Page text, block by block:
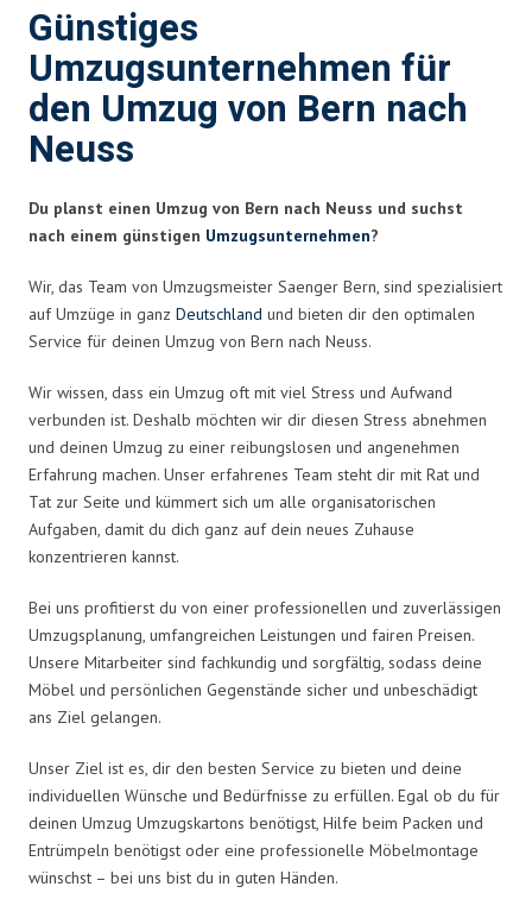
Günstiges
Umzugsunternehmen für
den Umzug von Bern nach
Neuss
Du planst einen Umzug von Bern nach Neuss und suchst
nach einem günstigen Umzugsunternehmen?
Wir, das Team von Umzugsmeister Saenger Bern, sind spezialisiert
auf Umzüge in ganz Deutschland und bieten dir den optimalen
Service für deinen Umzug von Bern nach Neuss.
Wir wissen, dass ein Umzug oft mit viel Stress und Aufwand
verbunden ist. Deshalb möchten wir dir diesen Stress abnehmen
und deinen Umzug zu einer reibungslosen und angenehmen
Erfahrung machen. Unser erfahrenes Team steht dir mit Rat und
Tat zur Seite und kümmert sich um alle organisatorischen
Aufgaben, damit du dich ganz auf dein neues Zuhause
konzentrieren kannst.
Bei uns profitierst du von einer professionellen und zuverlässigen
Umzugsplanung, umfangreichen Leistungen und fairen Preisen.
Unsere Mitarbeiter sind fachkundig und sorgfältig, sodass deine
Möbel und persönlichen Gegenstände sicher und unbeschädigt
ans Ziel gelangen.
Unser Ziel ist es, dir den besten Service zu bieten und deine
individuellen Wünsche und Bedürfnisse zu erfüllen. Egal ob du für
deinen Umzug Umzugskartons benötigst, Hilfe beim Packen und
Entrümpeln benötigst oder eine professionelle Möbelmontage
wünschst – bei uns bist du in guten Händen.